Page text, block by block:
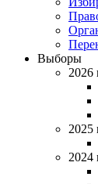
Выборы
2026
2025
2024